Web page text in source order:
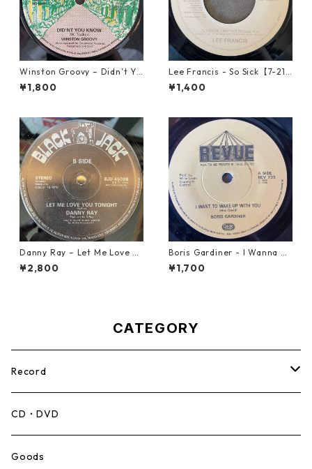
Winston Groovy – Didn’t Yo
u Know【7-21811】
¥1,800
Lee Francis - So Sick【7-219
25】
¥1,400
Danny Ray – Let Me Love Yo
u Tonight【12-30001】
¥2,800
Boris Gardiner - I Wanna W
ake Up With You【7-2192
4】
¥1,700
CATEGORY
Record
Mento,Calypso,Ballad
Ska
CD・DVD
Goods